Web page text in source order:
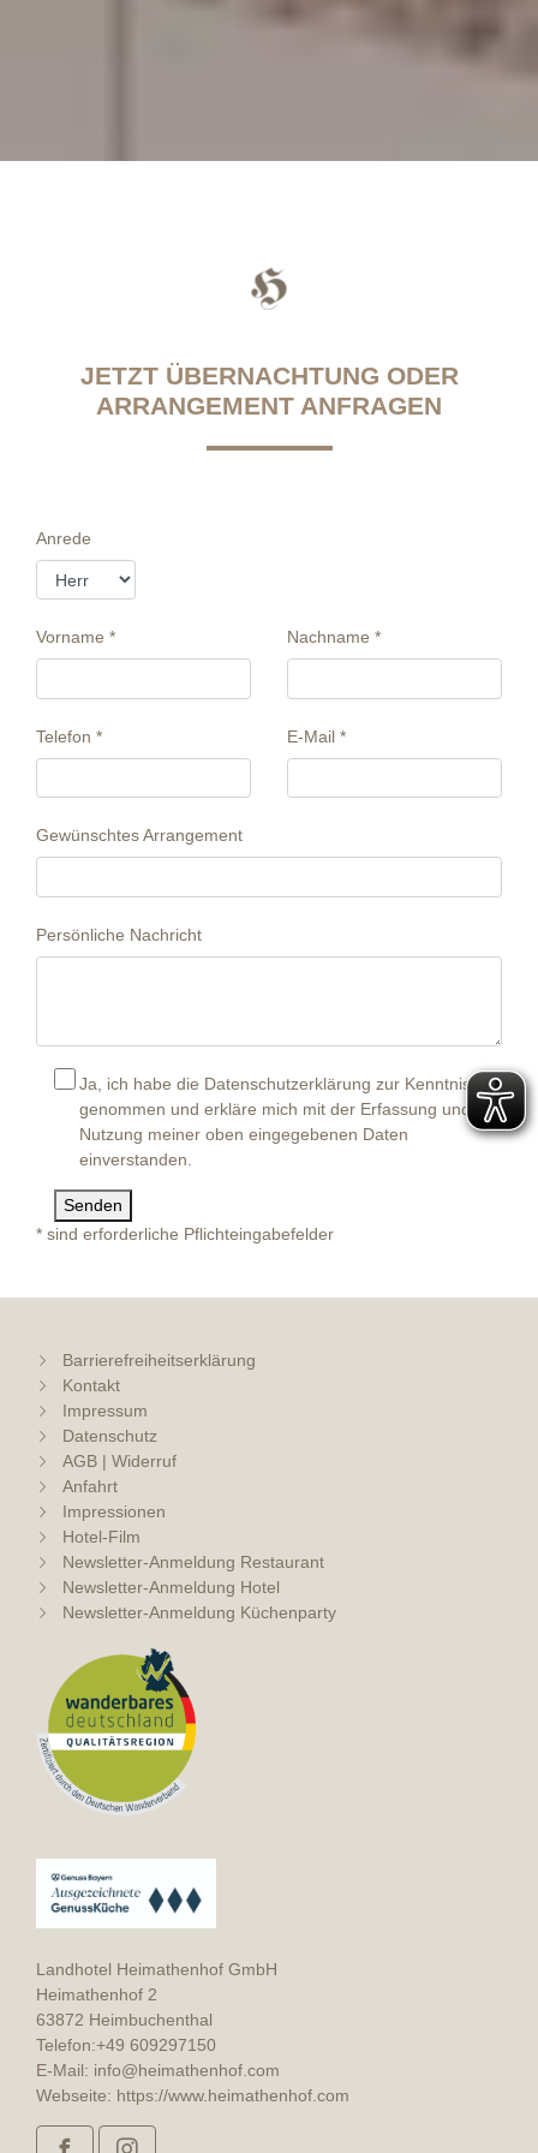
JETZT ÜBERNACHTUNG ODER
ARRANGEMENT ANFRAGEN
Anrede
Vorname * Nachname *
Telefon * E-Mail *
Gewünschtes Arrangement
Persönliche Nachricht
Ja, ich habe die Datenschutzerklärung zur Kenntnis
genommen und erkläre mich mit der Erfassung und
Nutzung meiner oben eingegebenen Daten
einverstanden.
Senden
* sind erforderliche Pflichteingabefelder
Barrierefreiheitserklärung
Kontakt
Impressum
Datenschutz
AGB | Widerruf
Anfahrt
Impressionen
Hotel-Film
Newsletter-Anmeldung Restaurant
Newsletter-Anmeldung Hotel
Newsletter-Anmeldung Küchenparty
Landhotel Heimathenhof GmbH
Heimathenhof 2
63872 Heimbuchenthal
Telefon:+49 609297150
E-Mail: info@heimathenhof.com
Webseite: https://www.heimathenhof.com